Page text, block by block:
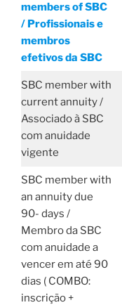
members of SBC
/ Profissionais e
membros
efetivos da SBC
SBC member with
current annuity /
Associado à SBC
com anuidade
vigente
SBC member with
an annuity due
90- days /
Membro da SBC
com anuidade a
vencer em até 90
dias ( COMBO:
inscrição +